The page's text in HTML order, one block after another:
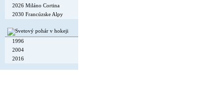
2026 Miláno Cortina
2030 Francúzske Alpy
1996
2004
2016